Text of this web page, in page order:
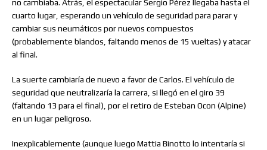
no cambiaba. Atrás, el espectacular Sergio Pérez llegaba hasta el
cuarto lugar, esperando un vehículo de seguridad para parar y
cambiar sus neumáticos por nuevos compuestos
(probablemente blandos, faltando menos de 15 vueltas) y atacar
al final.
La suerte cambiaría de nuevo a favor de Carlos. El vehículo de
seguridad que neutralizaría la carrera, si llegó en el giro 39
(faltando 13 para el final), por el retiro de Esteban Ocon (Alpine)
en un lugar peligroso.
Inexplicablemente (aunque luego Mattia Binotto lo intentaría si